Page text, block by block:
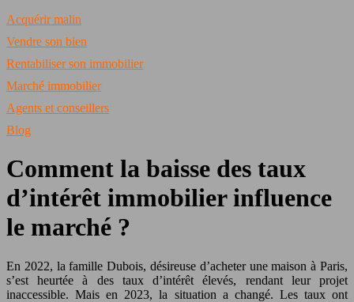
Acquérir malin
Vendre son bien
Rentabiliser son immobilier
Marché immobilier
Agents et conseillers
Blog
Comment la baisse des taux
d’intérêt immobilier influence
le marché ?
En 2022, la famille Dubois, désireuse d’acheter une maison à Paris,
s’est heurtée à des taux d’intérêt élevés, rendant leur projet
inaccessible. Mais en 2023, la situation a changé. Les taux ont